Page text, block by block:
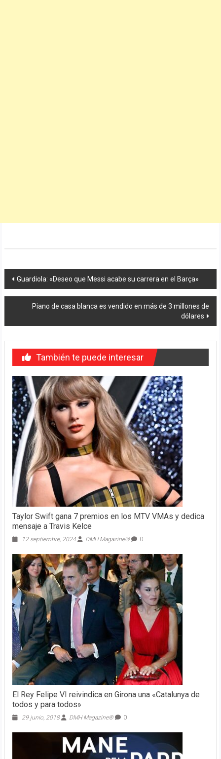
Navegación
de
entradas
Guardiola: «Deseo que Messi acabe su carrera en el Barça»
Piano de casa blanca es vendido en más de 3 millones de
dólares
También te puede interesar
Taylor Swift gana 7 premios en los MTV VMAs y dedica
mensaje a Travis Kelce
12 septiembre, 2024 DMH Magazine® 0
El Rey Felipe VI reivindica en Girona una «Catalunya de
todos y para todos»
29 junio, 2018 DMH Magazine® 0